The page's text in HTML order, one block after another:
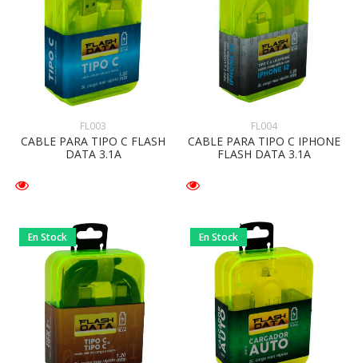
FL003
CABLE PARA TIPO C FLASH
DATA 3.1A
FL004
CABLE PARA TIPO C IPHONE
FLASH DATA 3.1A
En Stock En Stock